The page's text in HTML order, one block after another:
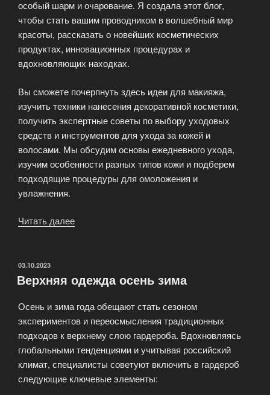
особый шарм и очарование. Я создала этот блог,
чтобы стать вашим проводником в волшебный мир
красоты, рассказать о новейших косметических
продуктах, инновационных процедурах и
вдохновляющих находках.
Вы сможете почерпнуть здесь идеи для макияжа,
изучить техники нанесения декоративной косметики,
получить экспертные советы по выбору уходовых
средств и инструментов для ухода за кожей и
волосами. Мы обсудим основы ежедневного ухода,
изучим особенности разных типов кожи и подберем
подходящие процедуры для омоложения и
увлажнения.
Читать далее
и
ОПУБЛИКОВАНО
03.10.2023
Верхняя одежда осень зима
Осень и зима года обещают стать сезоном
экспериментов и переосмысления традиционных
подходов к верхнему слою гардероба. Вдохновляясь
глобальными тенденциями и учитывая российский
климат, специалисты советуют включить в гардероб
следующие ключевые элементы: